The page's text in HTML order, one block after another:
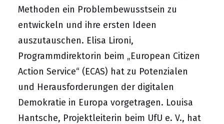
Methoden ein Problembewusstsein zu
entwickeln und ihre ersten Ideen
auszutauschen. Elisa Lironi,
Programmdirektorin beim „European Citizen
Action Service“ (ECAS) hat zu Potenzialen
und Herausforderungen der digitalen
Demokratie in Europa vorgetragen. Louisa
Hantsche, Projektleiterin beim UfU e. V., hat